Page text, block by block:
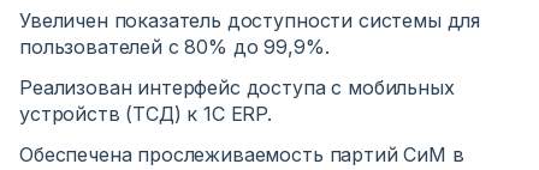
Увеличен показатель доступности системы для
пользователей с 80% до 99,9%.
Реализован интерфейс доступа с мобильных
устройств (ТСД) к 1С ERP.
Обеспечена прослеживаемость партий СиМ в